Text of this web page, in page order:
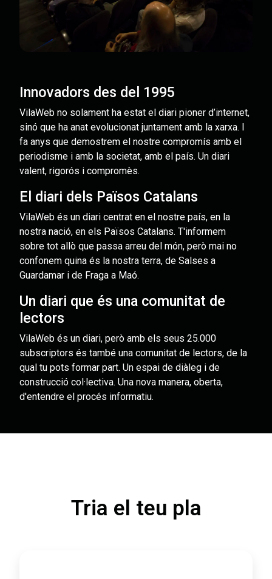
Innovadors des del 1995
VilaWeb no solament ha estat el diari pioner d’internet,
sinó que ha anat evolucionat juntament amb la xarxa. I
fa anys que demostrem el nostre compromís amb el
periodisme i amb la societat, amb el país. Un diari
valent, rigorós i compromès.
El diari dels Països Catalans
VilaWeb és un diari centrat en el nostre país, en la
nostra nació, en els Països Catalans. T'informem
sobre tot allò que passa arreu del món, però mai no
confonem quina és la nostra terra, de Salses a
Guardamar i de Fraga a Maó.
Un diari que és una comunitat de
lectors
VilaWeb és un diari, però amb els seus 25.000
subscriptors és també una comunitat de lectors, de la
qual tu pots formar part. Un espai de diàleg i de
construcció col·lectiva. Una nova manera, oberta,
d'entendre el procés informatiu.
Tria el teu pla